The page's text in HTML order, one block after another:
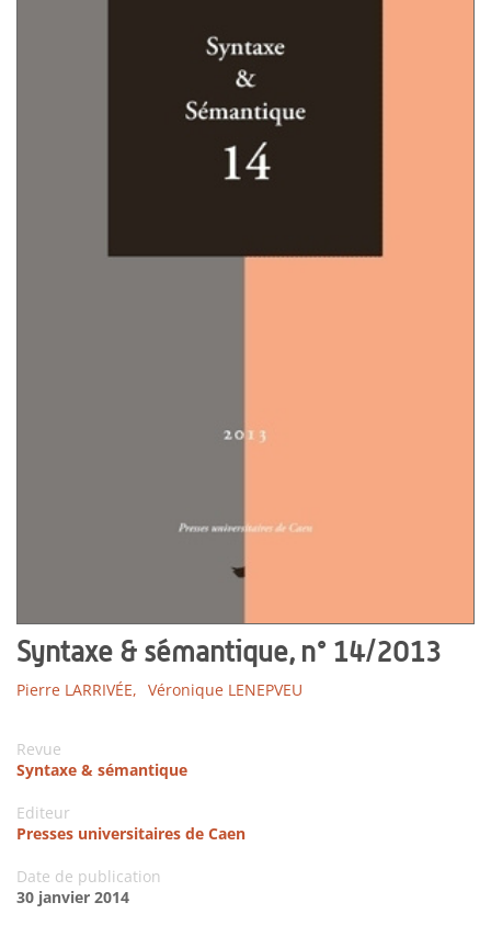
Syntaxe & sémantique, n° 14/2013
Pierre LARRIVÉE, Véronique LENEPVEU
Revue
Syntaxe & sémantique
Editeur
Presses universitaires de Caen
Date de publication
30 janvier 2014